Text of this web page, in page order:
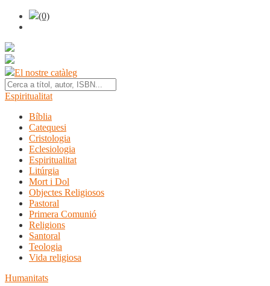
(0)
El nostre catàleg
Espiritualitat
Bíblia
Catequesi
Cristologia
Eclesiologia
Espiritualitat
Litúrgia
Mort i Dol
Objectes Religiosos
Pastoral
Primera Comunió
Religions
Santoral
Teologia
Vida religiosa
Humanitats